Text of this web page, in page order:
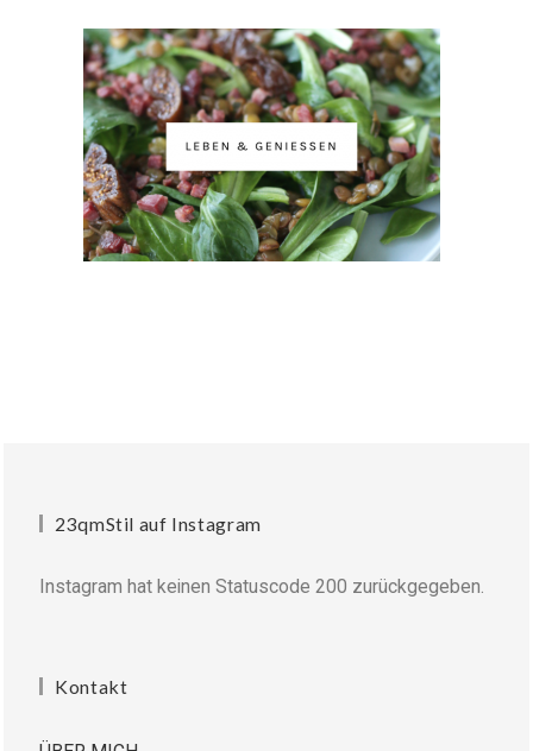
23qmStil auf Instagram
Instagram hat keinen Statuscode 200 zurückgegeben.
Kontakt